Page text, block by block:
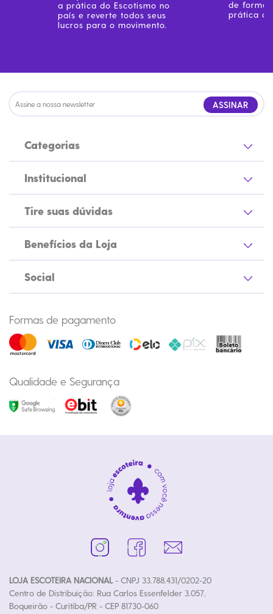
a prática do Escotismo no
país e reverte todos seus
lucros para o movimento.
de forma
prática
ASSINAR
Categorias
Institucional
Tire suas dúvidas
Benefícios da Loja
Social
Formas de pagamento
Qualidade e Segurança
LOJA ESCOTEIRA NACIONAL- CNPJ 33.788.431/0202-20
Centro de Distribuição: Rua Carlos Essenfelder 3.057,
Boqueirão - Curitiba/PR - CEP 81730-060